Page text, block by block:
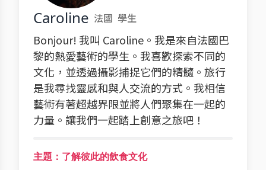
Caroline 法國 學生
Bonjour! 我叫 Caroline。我是來自法國巴
黎的熱愛藝術的學生。我喜歡探索不同的
文化，並透過攝影捕捉它們的精髓。旅行
是我尋找靈感和與人交流的方式。我相信
藝術有著超越界限並將人們聚集在一起的
力量。讓我們一起踏上創意之旅吧！
主題：了解彼此的飲食文化